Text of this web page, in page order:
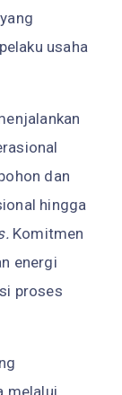
usaha
dan
hingga
Komitmen
energi
proses